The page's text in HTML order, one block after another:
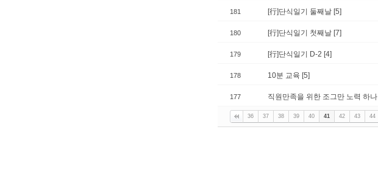
181 [行]단식일기 둘째날 [5]
180 [行]단식일기 첫째날 [7]
179 [行]단식일기 D-2 [4]
178 10분 교육 [5]
177 직원만족을 위한 조그만 노력 하나
36 37 38 39 40 41 42 43 44